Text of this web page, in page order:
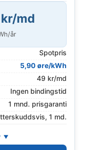
md
år
Spotpris
5,90 øre/kWh
49 kr/md
Ingen bindingstid
1 mnd. prisgaranti
1 md.